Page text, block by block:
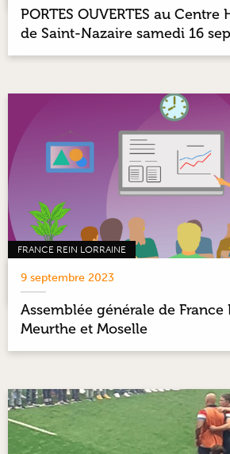
PORTES OUVERTES au
de Saint-Nazaire samedi 16
FRANCE REIN LORRAINE
9 septembre 2023
Assemblée générale de France
Meurthe et Moselle